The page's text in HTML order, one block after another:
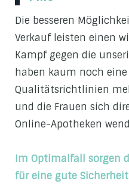
Die besseren
Verkauf leisten einen
Kampf gegen die
haben kaum noch eine
Qualitätsrichtlinien
und die Frauen sich
Online-Apotheken
Im Optimalfall sorgen
für eine gute